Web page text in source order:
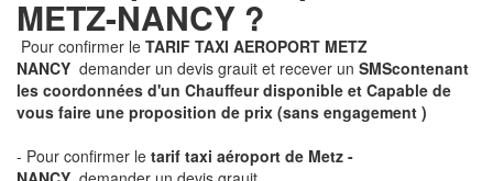
METZ-NANCY ?
Pour confirmer le TARIF TAXI AEROPORT METZ
NANCY demander un devis grauit et recever un SMScontenant
les coordonnées d'un Chauffeur disponible et Capable de
vous faire une proposition de prix (sans engagement )
- Pour confirmer le tarif taxi aéroport de Metz -